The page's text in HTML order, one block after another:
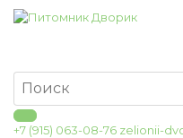
+7 (915) 063-08-76 zelionii-